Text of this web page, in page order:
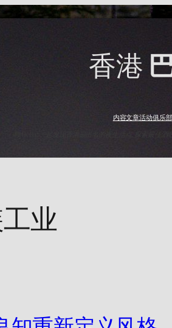
香港
内容文章活动俱乐部
与HK Baz一起发现香港最出名的夜生活点. 探索最佳
业